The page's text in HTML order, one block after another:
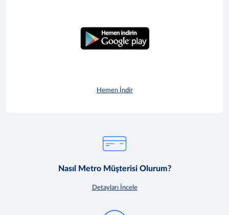
Hemen İndir
Nasıl Metro Müşterisi Olurum?
Detayları İncele